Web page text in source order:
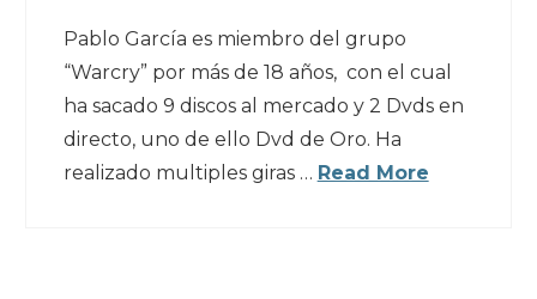
Pablo García es miembro del grupo
“Warcry” por más de 18 años, con el cual
ha sacado 9 discos al mercado y 2 Dvds en
directo, uno de ello Dvd de Oro. Ha
realizado multiples giras … Read More